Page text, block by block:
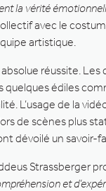
la vérité
avec le
artistique.
absolue réussite.
quelques édiles
L’usage de la
de scènes plus
dévoilé un
Strassberger
et